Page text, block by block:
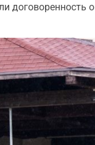
договоренность о